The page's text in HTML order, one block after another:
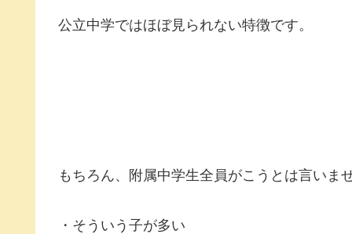
公立中学ではほぼ見られない特徴です。
もちろん、附属中学生全員がこうとは言いま
・そういう子が多い